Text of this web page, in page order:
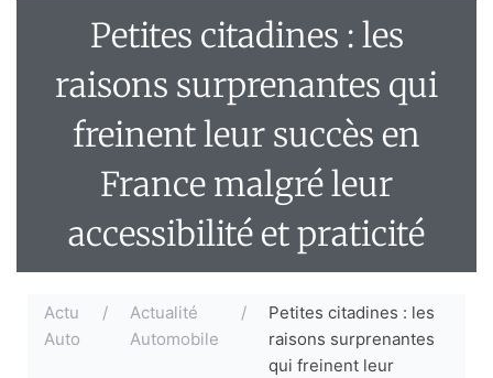
Petites citadines : les
raisons surprenantes qui
freinent leur succès en
France malgré leur
accessibilité et praticité
Actu
Auto
/
Actualité
Automobile
/
Petites citadines : les
raisons surprenantes
qui freinent leur